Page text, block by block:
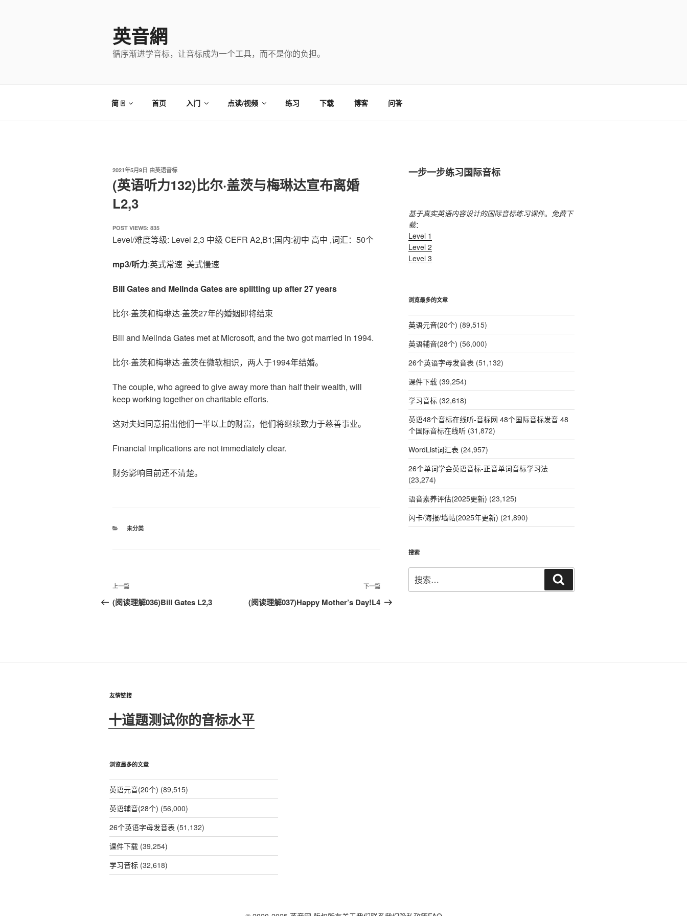
英音網
循序渐进学音标，让音标成为一个工具，而不是你的负担。
简 🀄 首页 入门 点读/视频 练习 下载 博客 问答
发
于
2021年5月9日 由英语音标
(英语听力132)比尔·盖茨与梅琳达宣布离婚
L2,3
POST VIEWS: 835
Level/难度等级: Level 2,3 中级 CEFR A2,B1;国内:初中 高中 ,词汇：50个
mp3/听力:英式常速 美式慢速
Bill Gates and Melinda Gates are splitting up after 27 years
比尔·盖茨和梅琳达·盖茨27年的婚姻即将结束
Bill and Melinda Gates met at Microsoft, and the two got married in 1994.
比尔·盖茨和梅琳达·盖茨在微软相识，两人于1994年结婚。
The couple, who agreed to give away more than half their wealth, will
keep working together on charitable efforts.
这对夫妇同意捐出他们一半以上的财富，他们将继续致力于慈善事业。
Financial implications are not immediately clear.
财务影响目前还不清楚。
分
未分类
文
章
上
一
上一篇
(阅读理解036)Bill Gates L2,3
下
一
下一篇
(阅读理解037)Happy Mother’s Day!L4
一步一步练习国际音标
基于真实英语内容设计的国际音标练习课件。 免费下
载：
Level 1
Level 2
Level 3
浏览最多的文章
英语元音(20个) (89,515)
英语辅音(28个) (56,000)
26个英语字母发音表 (51,132)
课件下载 (39,254)
学习音标 (32,618)
英语48个音标在线听-音标网 48个国际音标发音 48
个国际音标在线听 (31,872)
WordList词汇表 (24,957)
26个单词学会英语音标-正音单词音标学习法
(23,274)
语音素养评估(2025更新) (23,125)
闪卡/海报/墙帖(2025年更新) (21,890)
搜索
索：
索
友情链接
十道题测试你的音标水平
浏览最多的文章
英语元音(20个) (89,515)
英语辅音(28个) (56,000)
26个英语字母发音表 (51,132)
课件下载 (39,254)
学习音标 (32,618)